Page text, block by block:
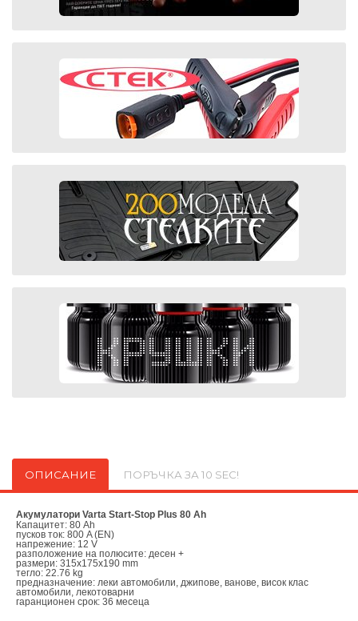
ОПИСАНИЕ ПОРЪЧКА ЗА 10 SEC!
Акумулатори Varta Start-Stop Plus 80 Ah
Капацитет: 80 Ah
пусков ток: 800 A (EN)
напрежение: 12 V
разположение на полюсите: десен +
размери: 315x175x190 mm
тегло: 22.76 kg
предназначение: леки автомобили, джипове, ванове, висок клас
автомобили, лекотоварни
гаранционен срок: 36 месеца